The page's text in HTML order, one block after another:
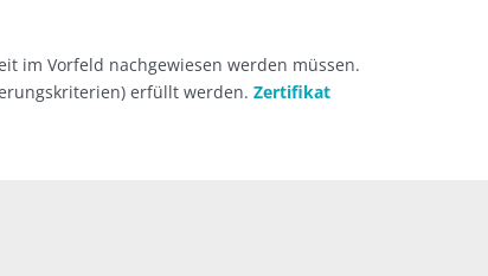
im Vorfeld nachgewiesen werden müssen.
erfüllt werden. Zertifikat